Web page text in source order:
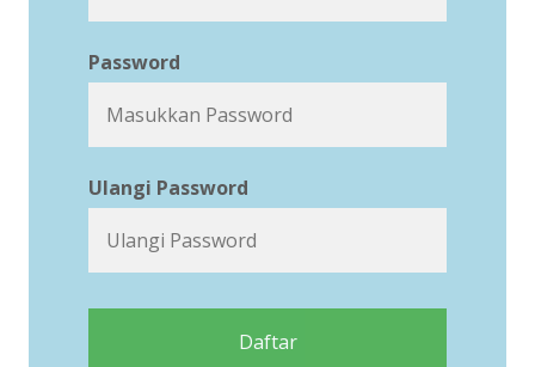
Password
Ulangi Password
Daftar